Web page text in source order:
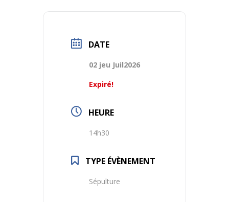
DATE
02 jeu Juil2026
Expiré!
HEURE
14h30
TYPE ÉVÈNEMENT
Sépulture